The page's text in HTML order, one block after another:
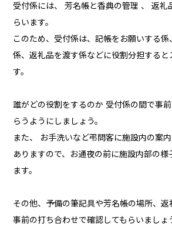
受付係には、 芳名帳と香典の管理 、 返礼
らいます。
このため、受付係は、記帳をお願いする係
係、返礼品を渡す係などに役割分担すると
す。
誰がどの役割をするのか 受付係の間で事
らうようにしましょう。
また、 お手洗いなど弔問客に施設内の案
ありますので、お通夜の前に施設内部の様
ます。
その他、予備の筆記具や芳名帳の場所、返
事前の打ち合わせで確認してもらいましょ